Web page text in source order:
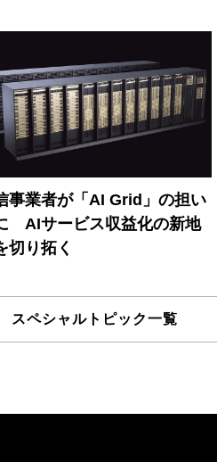
事業者が「AI Grid」の担い
AIサービス収益化の新地
切り拓く
スペシャルトピック一覧